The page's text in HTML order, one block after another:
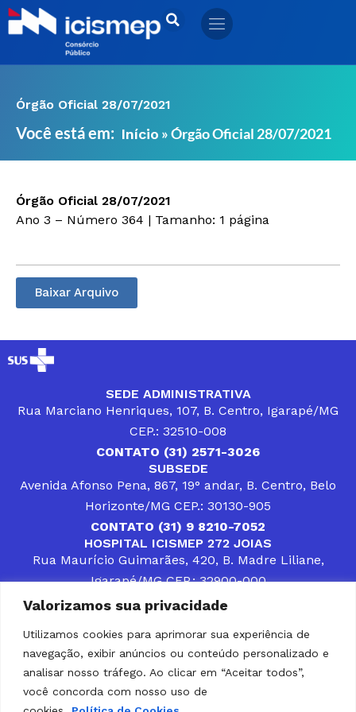
Valorizamos sua privacidade
Utilizamos cookies para aprimorar sua experiência de
navegação, exibir anúncios ou conteúdo personalizado e
analisar nosso tráfego. Ao clicar em “Aceitar todos”,
você concorda com nosso uso de
Ir
para
Órgão Oficial 28/07/2021
Você está em: Início »Órgão Oficial 28/07/2021
Órgão Oficial 28/07/2021
Ano 3 – Número 364 | Tamanho: 1 página
Baixar Arquivo
SEDE ADMINISTRATIVA
Rua Marciano Henriques, 107, B. Centro, Igarapé/MG
CEP.: 32510-008
CONTATO (31) 2571-3026
SUBSEDE
Avenida Afonso Pena, 867, 19° andar, B. Centro, Belo
Horizonte/MG CEP.: 30130-905
CONTATO (31) 9 8210-7052
HOSPITAL ICISMEP 272 JOIAS
Rua Maurício Guimarães, 420, B. Madre Liliane,
Igarapé/MG CEP.: 32900-000
CONTATOS (31) 3512-4400 ou (31) 9 8309-8660
DESENVOLVER SOLUÇÕES, AÇÕES E SERVIÇOS
PÚBLICOS QUE COMPLEMENTEM A ASSISTÊNCIA À
POPULAÇÃO DA REGIÃO EM QUE ATUA, SENDO
PARCEIRO DOS MUNICÍPIOS CONSORCIADOS NA
SOLUÇÃO DE DIFICULDADES ENFRENTADAS POR
GESTORES MUNICIPAIS, É O COMPROMISSO DO
ICISMEP.